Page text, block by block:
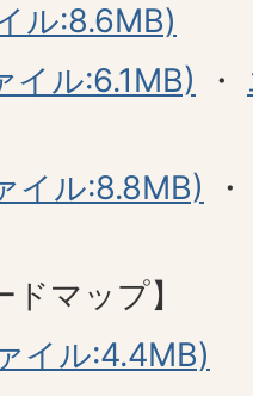
ル:8.6MB)
イル:6.1MB) ・
イル:8.8MB)
ドマップ】
イル:4.4MB)